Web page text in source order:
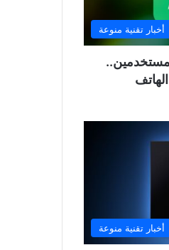
أخبار تقنية منوعة
أخبار تقنية منوعة